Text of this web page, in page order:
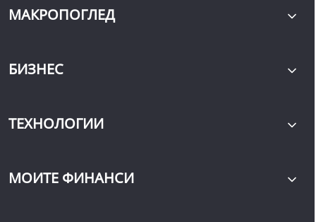
МАКРОПОГЛЕД
БИЗНЕС
ТЕХНОЛОГИИ
МОИТЕ ФИНАНСИ